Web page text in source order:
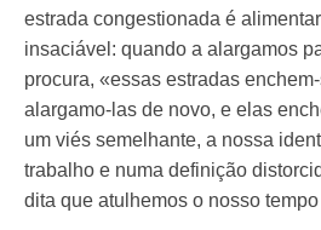
estrada congestionada é
insaciável: quando a alargamos
procura, «essas estradas
alargamo-las de novo, e elas
um viés semelhante, a nossa
trabalho e numa definição
dita que atulhemos o nosso